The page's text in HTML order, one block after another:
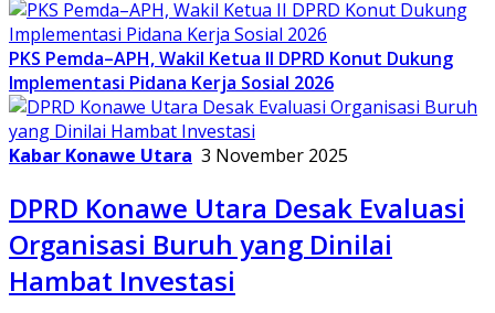
PKS Pemda–APH, Wakil Ketua II DPRD Konut Dukung
Implementasi Pidana Kerja Sosial 2026
Kabar Konawe Utara 3 November 2025
DPRD Konawe Utara Desak Evaluasi
Organisasi Buruh yang Dinilai
Hambat Investasi